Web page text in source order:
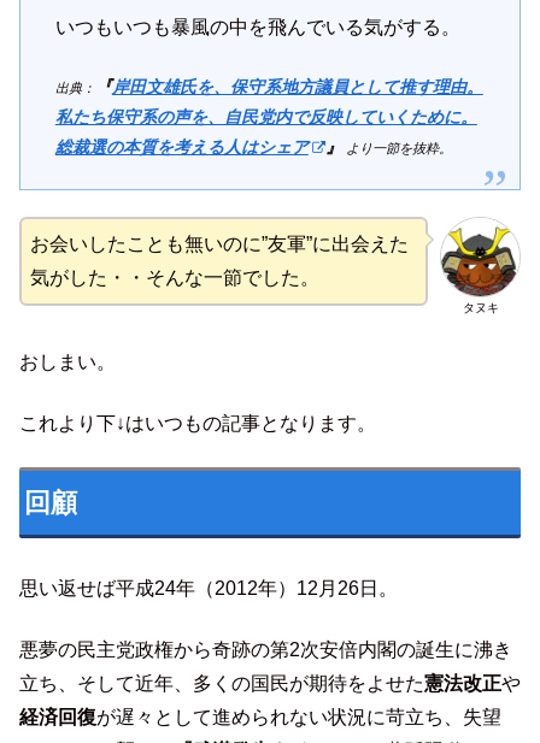
いつもいつも暴風の中を飛んでいる気がする。
出典： 『岸田文雄氏を、保守系地方議員として推す理由。
私たち保守系の声を、自民党内で反映していくために。
総裁選の本質を考える人はシェア
』 より一節を抜粋。
タヌキ
お会いしたことも無いのに”友軍”に出会えた
気がした・・そんな一節でした。
おしまい。
これより下↓はいつもの記事となります。
回顧
思い返せば平成24年（2012年）12月26日。
悪夢の民主党政権から奇跡の第2次安倍内閣の誕生に沸き
立ち、そして近年、多くの国民が期待をよせた憲法改正や
経済回復が遅々として進められない状況に苛立ち、失望